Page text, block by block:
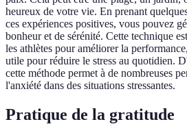
heureux de votre vie. En prenant
ces expériences positives, vous pouvez
bonheur et de sérénité. Cette technique
les athlètes pour améliorer la
utile pour réduire le stress au quotidien.
cette méthode permet à de nombreuses
l'anxiété dans des situations stressantes.
Pratique de la gratitude